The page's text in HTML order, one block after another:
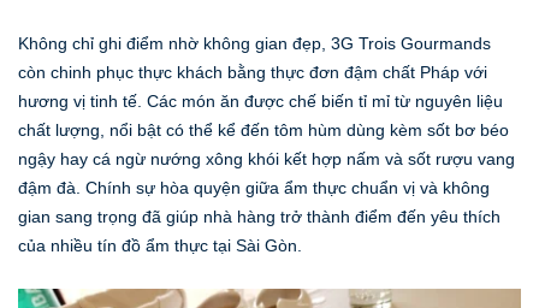
Không chỉ ghi điểm nhờ không gian đẹp, 3G Trois Gourmands
còn chinh phục thực khách bằng thực đơn đậm chất Pháp với
hương vị tinh tế. Các món ăn được chế biến tỉ mỉ từ nguyên liệu
chất lượng, nổi bật có thể kể đến tôm hùm dùng kèm sốt bơ béo
ngậy hay cá ngừ nướng xông khói kết hợp nấm và sốt rượu vang
đậm đà. Chính sự hòa quyện giữa ẩm thực chuẩn vị và không
gian sang trọng đã giúp nhà hàng trở thành điểm đến yêu thích
của nhiều tín đồ ẩm thực tại Sài Gòn.